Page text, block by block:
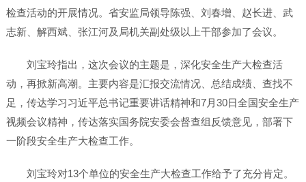
检查活动的开展情况。省安监局领导陈强、刘春增、赵长进、武
志新、解西斌、张江河及局机关副处级以上干部参加了会议。
刘宝玲指出，这次会议的主题是，深化安全生产大检查活
动，再掀新高潮。主要内容是汇报交流情况、总结成绩、查找不
足，传达学习习近平总书记重要讲话精神和7月30日全国安全生产
视频会议精神，传达落实国务院安委会督查组反馈意见，部署下
一阶段安全生产大检查工作。
刘宝玲对13个单位的安全生产大检查工作给予了充分肯定。